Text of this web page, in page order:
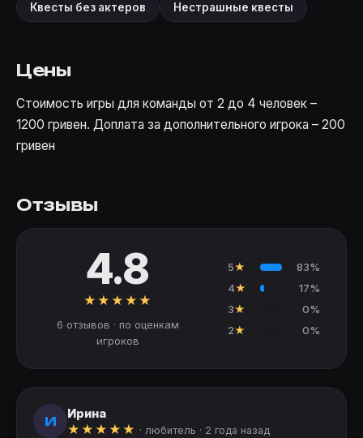
Квесты без актеров Нестрашные квесты
Цены
Стоимость игры для команды от 2 до 4 человек –
1200 гривен. Доплата за дополнительного игрока – 200
гривен
Отзывы
4.8
★ ★ ★ ★ ★
6 отзывов · по оценкам
игроков
5★
83%
4★
17%
3★
0%
2★ 0%
И
Ирина
★ ★ ★ ★ ★ · любитель · 2 года назад